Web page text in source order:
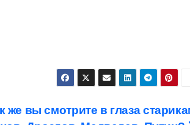
же вы смотрите в глаза